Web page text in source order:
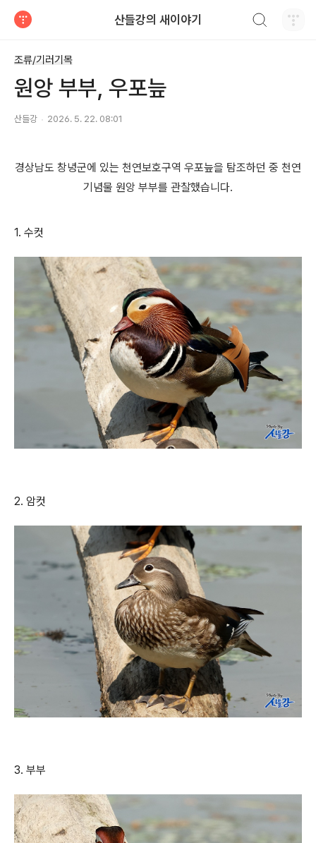
산들강의 새이야기
조류/기러기목
원앙 부부, 우포늪
산들강 2026. 5. 22. 08:01
경상남도 창녕군에 있는 천연보호구역 우포늪을 탐조하던 중 천연
기념물 원앙 부부를 관찰했습니다.
1. 수컷
2. 암컷
3. 부부